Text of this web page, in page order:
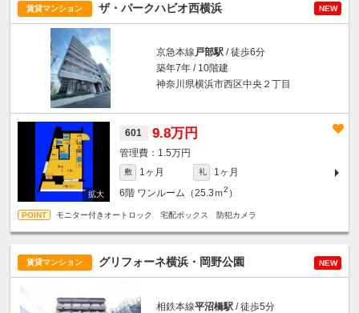
賃貸マンション ザ・パークハビオ西横浜 NEW
京急本線戸部駅 / 徒歩6分
築年7年 / 10階建
神奈川県横浜市西区中央２丁目
601 9.8万円
1.5万円
敷 1ヶ月 礼
1ヶ月
6階 ワンルーム（25.3ｍ2 ）
モニター付きオートロック 宅配ボックス 防犯カメラ
賃貸マンション グリフォーネ横浜・岡野公園 NEW
相鉄本線平沼橋駅 / 徒歩5分